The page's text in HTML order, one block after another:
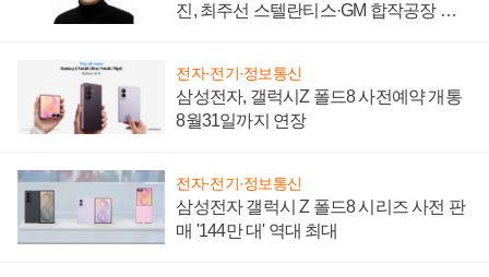
진, 최주선 스텔란티스·GM 합작공장 건
전자·전기·정보통신
삼성전자, 갤럭시Z 폴드8 사전예약 개통
8월31일까지 연장
전자·전기·정보통신
삼성전자 갤럭시 Z 폴드8 시리즈 사전 판
매 '144만 대' 역대 최대